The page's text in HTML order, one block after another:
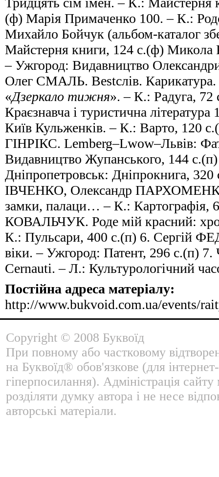
(ф) Марія Примаченко 100. – К.:
Михайло Бойчук (альбом-каталог
Майстерня книги, 124 с.(ф)
– Ужгород: Видавництво
Олег СМАЛЬ. Bestслів. Карикатура.
«Дзеркало тижня». – К.: Радуга, 72
Краєзнавча і туристична
Київ Кульженків. – К.: Варто, 120
ГІНРІКС. Lemberg–Lwow–Львів:
Видавництво Жупанського, 144
Дніпропетровськ: Дніпрокнига,
ІВЧЕНКО, Олександр
замки, палаци… – К.: Картографія,
КОВАЛЬЧУК. Роде мій красний:
К.: Пульсари, 400 с.(п) 6. Сергій
віки. – Ужгород: Патент, 296 с.(п) 7.
Cernauti. – Л.: Культурологічний
Постійна адреса матеріалу:
http://www.bukvoid.com.ua/events/
Copyright © 2008 Буквоїд
При повному або частковому
на Буквоїд® обов'язкове (для
гіперпосилання). Адміністрація
розділяти думку автора і не несе
авторські матеріали.